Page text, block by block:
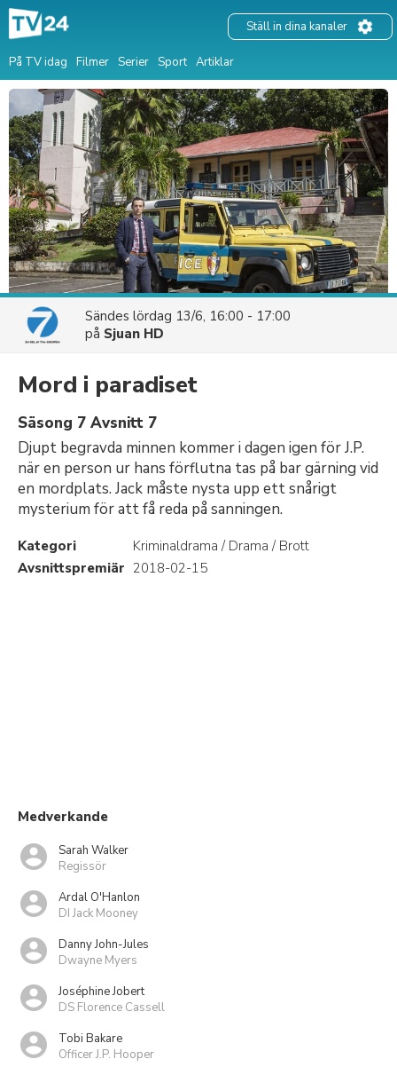
På TV idag Filmer Serier Sport Artiklar
Ställ in dina kanaler
Sändes lördag 13/6, 16:00 - 17:00
på Sjuan HD
Mord i paradiset
Säsong 7 Avsnitt 7
Djupt begravda minnen kommer i dagen igen för J.P.
när en person ur hans förflutna tas på bar gärning vid
en mordplats. Jack måste nysta upp ett snårigt
mysterium för att få reda på sanningen.
Kategori
Kriminaldrama / Drama / Brott
Avsnittspremiär 2018-02-15
Medverkande
Sarah Walker
Regissör
Ardal O'Hanlon
DI Jack Mooney
Danny John-Jules
Dwayne Myers
Joséphine Jobert
DS Florence Cassell
Tobi Bakare
Officer J.P. Hooper